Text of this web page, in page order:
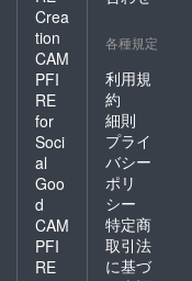
100％」
ていた
す。 ※
ハイ
シーズ
(12/24-
1/10、
5/7、
31)、利
用不
可。
Crea
tion
CAM
PFI
RE
for
Soci
al
Goo
d
CAM
PFI
RE
各種規定
利用規
約
細則
プライ
バシー
ポリ
シー
特定商
取引法
に基づ